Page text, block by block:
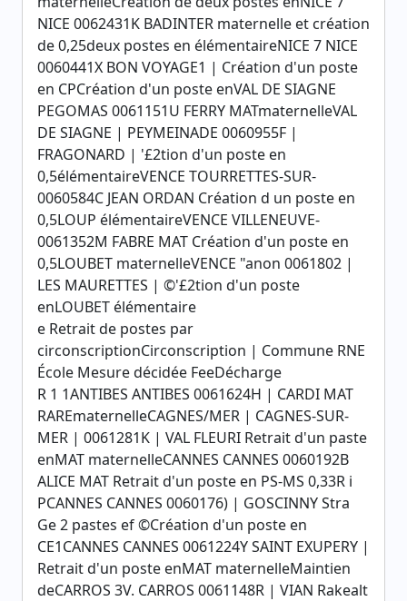
NICE 0062431K BADINTER maternelle et création
de 0,25deux postes en élémentaireNICE 7 NICE
0060441X BON VOYAGE1 | Création d'un poste
en CPCréation d'un poste enVAL DE SIAGNE
PEGOMAS 0061151U FERRY MATmaternelleVAL
DE SIAGNE | PEYMEINADE 0060955F |
FRAGONARD | '£2tion d'un poste en
0,5élémentaireVENCE TOURRETTES-SUR-
0060584C JEAN ORDAN Création d un poste en
0,5LOUP élémentaireVENCE VILLENEUVE-
0061352M FABRE MAT Création d'un poste en
0,5LOUBET maternelleVENCE "anon 0061802 |
LES MAURETTES | ©'£2tion d'un poste
enLOUBET élémentaire
e Retrait de postes par
circonscriptionCirconscription | Commune RNE
École Mesure décidée FeeDécharge
R 1 1ANTIBES ANTIBES 0061624H | CARDI MAT
RAREmaternelleCAGNES/MER | CAGNES-SUR-
MER | 0061281K | VAL FLEURI Retrait d'un paste
enMAT maternelleCANNES CANNES 0060192B
ALICE MAT Retrait d'un poste en PS-MS 0,33R i
PCANNES CANNES 0060176) | GOSCINNY Stra
Ge 2 pastes ef ©Création d'un poste en
CE1CANNES CANNES 0061224Y SAINT EXUPERY |
Retrait d'un poste enMAT maternelleMaintien
deCARROS 3V. CARROS 0061148R | VIAN Rakealt